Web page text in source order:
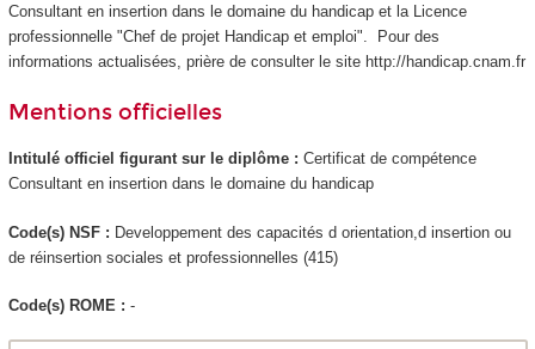
Consultant en insertion dans le domaine du handicap et la Licence
professionnelle "Chef de projet Handicap et emploi". Pour des
informations actualisées, prière de consulter le site http://handicap.cnam.fr
Mentions officielles
Intitulé officiel figurant sur le diplôme : Certificat de compétence
Consultant en insertion dans le domaine du handicap
Code(s) NSF : Developpement des capacités d orientation,d insertion ou
de réinsertion sociales et professionnelles (415)
Code(s) ROME : -